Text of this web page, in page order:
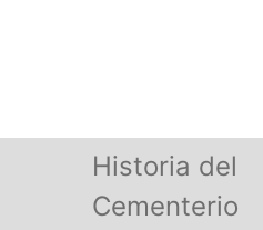
Historia del
Cementerio